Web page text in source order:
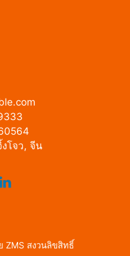
โจว, จีน
ZMS สงวนลิขสิทธิ์